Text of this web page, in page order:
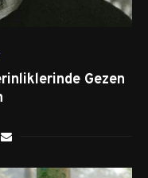
Gezen